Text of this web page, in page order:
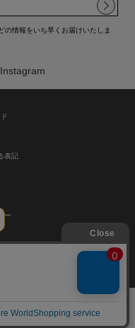
の情報をいち早くお届けいたしま
Instagram
表記
ー